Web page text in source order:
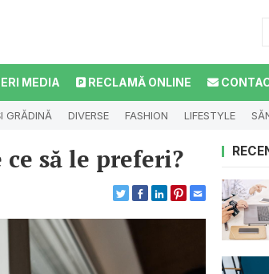
MEDIA RECLAMĂ ONLINE
GRĂDINĂ DIVERSE FASHION LIFESTYLE
să le preferi?